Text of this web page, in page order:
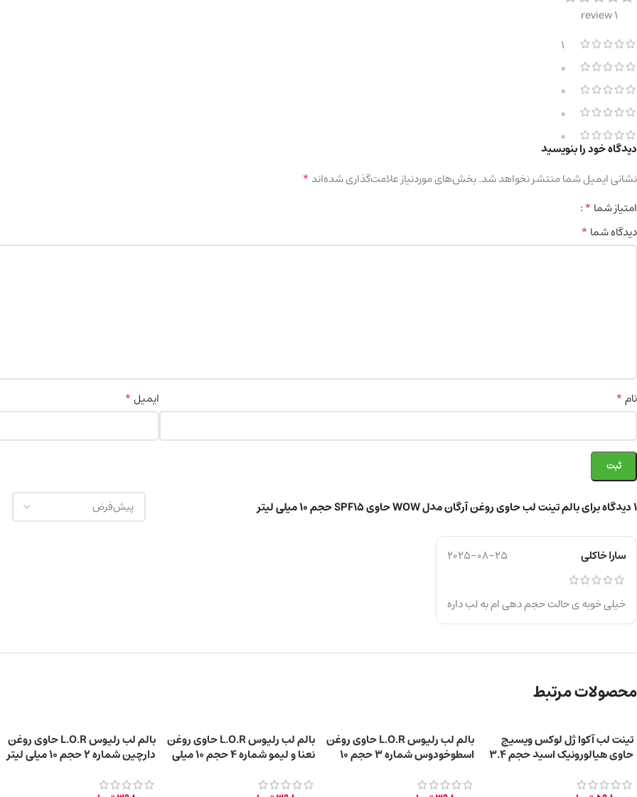
1 review
1
0
0
0
0
1 دیدگاه برای بالم تینت لب حاوی روغن آرگان مدل WOW حاوی SPF15 حجم 10 میلی‌ لیتر
سارا خاکلی 2025-08-25
خیلی خوبه ی حالت حجم دهی ام به لب داره
دیدگاه خود را بنویسید
نشانی ایمیل شما منتشر نخواهد شد.بخش‌های موردنیاز علامت‌گذاری شده‌اند*
امتیاز شما*
دیدگاه شما*
نام* ایمیل*
محصولات مرتبط
تینت لب آکوا ژل لوکس ویسیج
حاوی هیالورونیک اسید حجم ۳.۴
بالم لب رلیوس L.O.R حاوی روغن
اسطوخودوس شماره ۳ حجم 10
بالم لب رلیوس L.O.R حاوی روغن
نعنا و لیمو شماره ۴ حجم 10 میلی
بالم لب رلیوس L.O.R حاوی روغن
دارچین شماره ۲ حجم 10 میلی لیتر